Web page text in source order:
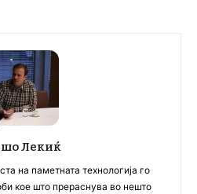
Лекиќ
на паметната технологија го
кое што прераснува во нешто